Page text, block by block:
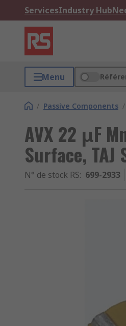
ServicesIndustry Hub
Menu
/ Passive Components /
AVX 22 μF
Surface, TAJ
N° de stock RS: 699-2933